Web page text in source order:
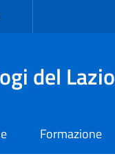
del Lazio
Formazione